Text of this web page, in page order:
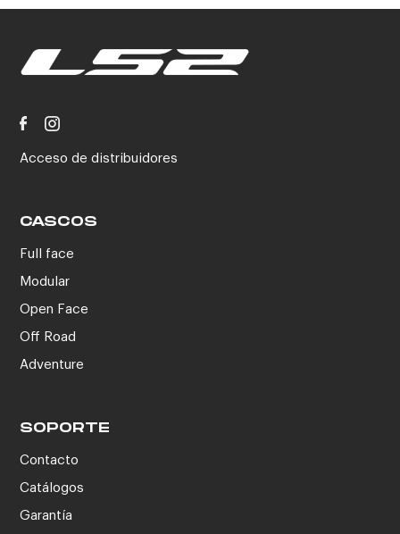
Acceso de distribuidores
CASCOS
Full face
Modular
Open Face
Off Road
Adventure
SOPORTE
Contacto
Catálogos
Garantía